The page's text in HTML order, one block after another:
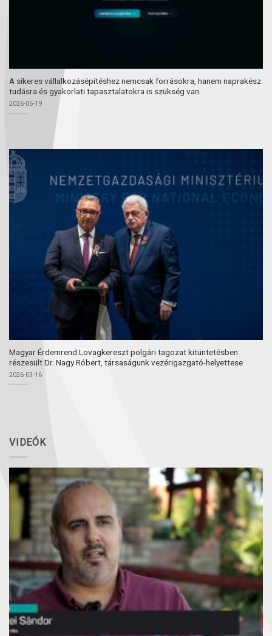
A sikeres vállalkozásépítéshez nemcsak forrásokra, hanem naprakész
tudásra és gyakorlati tapasztalatokra is szükség van.
2026-06-19
Magyar Érdemrend Lovagkereszt polgári tagozat kitüntetésben
részesült Dr. Nagy Róbert, társaságunk vezérigazgató-helyettese
2026-03-16
VIDEÓK